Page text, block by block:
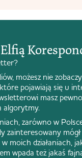
możesz nie
pojawiają się u
masz
algorytmy.
zarówno w
zainteresowany mógł
moich działaniach,
wpada też jakaś